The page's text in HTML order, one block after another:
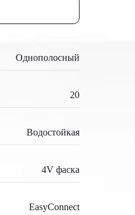
Однополосный
20
Водостойкая
4V фаска
EasyConnect